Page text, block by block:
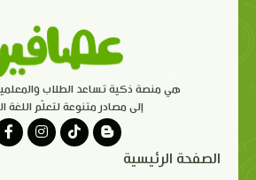
هي منصة ذكية تساعد الطلاب
إلى مصادر متنوعة لتعلّم اللغة
الصفحة الرئيسية